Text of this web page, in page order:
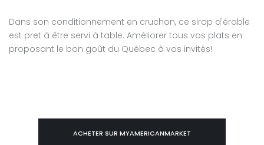
Dans son conditionnement en cruchon, ce sirop d'érable
est pret à être servi à table. Améliorer tous vos plats en
proposant le bon goût du Québec à vos invités!
ACHETER SUR MYAMERICANMARKET